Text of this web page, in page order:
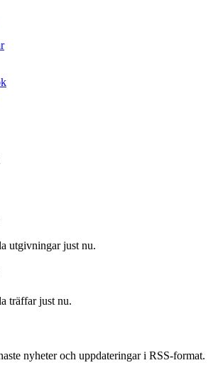
utgivningar just nu.
träffar just nu.
nyheter och uppdateringar i RSS-format.